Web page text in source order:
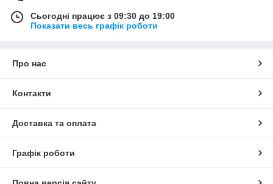
Сьогодні працює з 09:30 до 19:00
Показати весь графік роботи
Про нас
Контакти
Доставка та оплата
Графік роботи